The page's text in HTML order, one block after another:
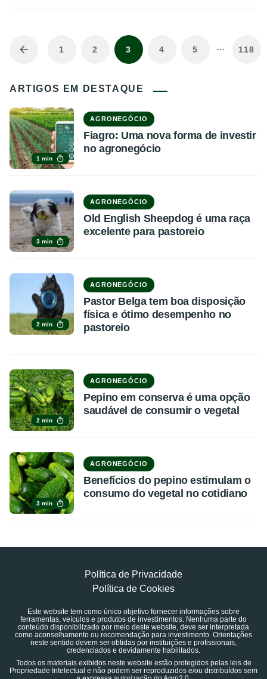
1 2 3 4 5 … 118
ARTIGOS EM DESTAQUE
1 min
AGRONEGÓCIO
Fiagro: Uma nova forma de investir
no agronegócio
3 min
AGRONEGÓCIO
Old English Sheepdog é uma raça
excelente para pastoreio
2 min
AGRONEGÓCIO
Pastor Belga tem boa disposição
física e ótimo desempenho no
pastoreio
2 min
AGRONEGÓCIO
Pepino em conserva é uma opção
saudável de consumir o vegetal
3 min
AGRONEGÓCIO
Benefícios do pepino estimulam o
consumo do vegetal no cotidiano
Política de Privacidade
Política de Cookies
Este website tem como único objetivo fornecer informações sobre
ferramentas, veículos e produtos de investimentos. Nenhuma parte do
conteúdo disponibilizado por meio deste website, deve ser interpretada
como aconselhamento ou recomendação para investimento. Orientações
neste sentido devem ser obtidas por instituições e profissionais,
credenciados e devidamente habilitados.
Todos os materiais exibidos neste website estão protegidos pelas leis de
Propriedade Intelectual e não podem ser reproduzidos e/ou distribuídos sem